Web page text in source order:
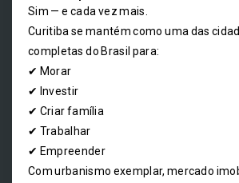
Sim — e cada vez mais.
Curitiba se mantém como uma das
completas do Brasil para:
✔ Morar
✔ Investir
✔ Criar família
✔ Trabalhar
✔ Empreender
Com urbanismo exemplar, mercado